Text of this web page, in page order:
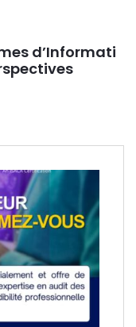
d’Informati